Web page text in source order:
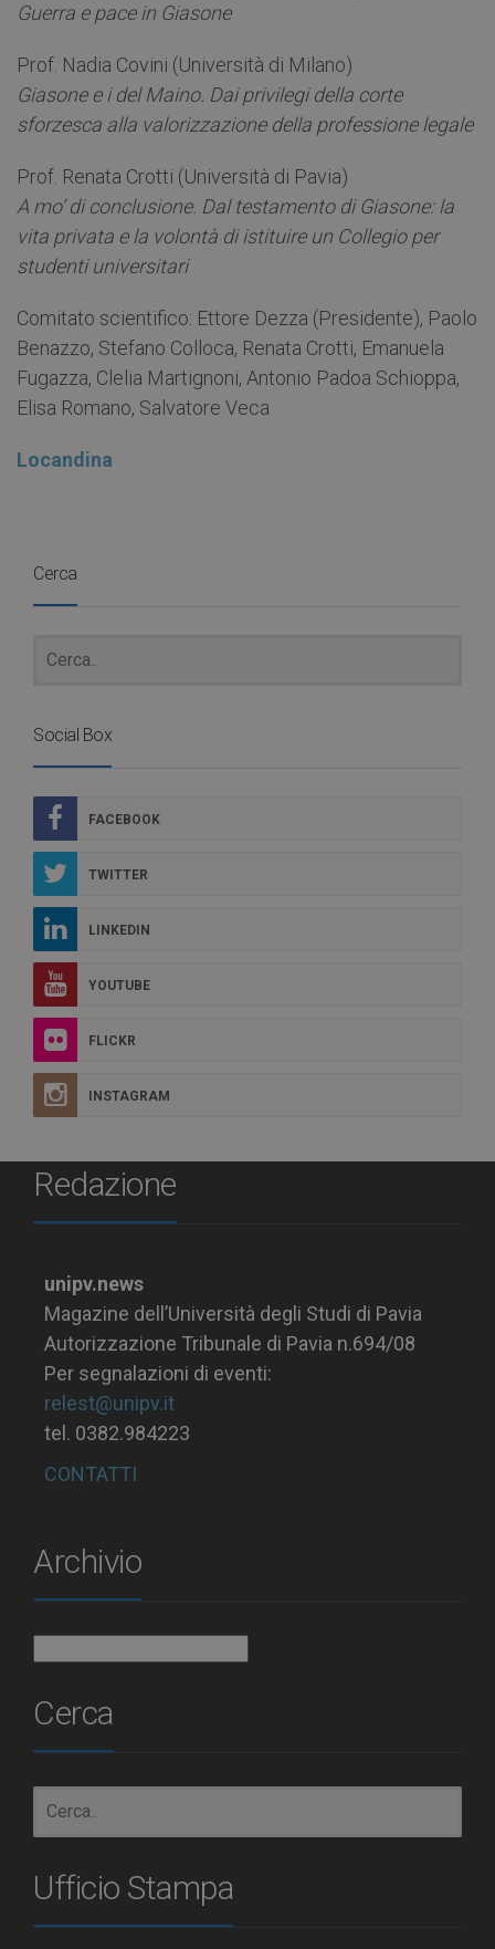
Guerra e pace in Giasone
Prof. Nadia Covini (Università di Milano)
Giasone e i del Maino. Dai privilegi della corte
sforzesca alla valorizzazione della professione legale
Prof. Renata Crotti (Università di Pavia)
A mo’ di conclusione. Dal testamento di Giasone: la
vita privata e la volontà di istituire un Collegio per
studenti universitari
Comitato scientifico: Ettore Dezza (Presidente), Paolo
Benazzo, Stefano Colloca, Renata Crotti, Emanuela
Fugazza, Clelia Martignoni, Antonio Padoa Schioppa,
Elisa Romano, Salvatore Veca
Locandina
Cerca
Social Box
FACEBOOK
TWITTER
LINKEDIN
YOUTUBE
FLICKR
INSTAGRAM
Redazione
unipv.news
Magazine dell’Università degli Studi di Pavia
Autorizzazione Tribunale di Pavia n.694/08
Per segnalazioni di eventi:
relest@unipv.it
tel. 0382.984223
CONTATTI
Archivio
Cerca
Ufficio Stampa